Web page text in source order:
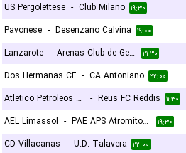
US Pergolettese - Club Milano ۱۹:۳۰
Pavonese - Desenzano Calvina ۱۹:۰۰
Lanzarote - Arenas Club de Getxo ۲۱:۳۰
Dos Hermanas CF - CA Antoniano ۲۲:۰۰
Atletico Petroleos de Luanda
- Reus FC Reddis ۱۱:۳۰
AEL Limassol - PAE APS Atromitos Athens ۱۹:۳۰
CD Villacanas - U.D. Talavera ۲۲:۰۰